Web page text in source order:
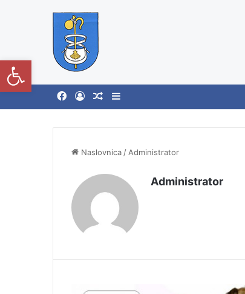
Naslovnica / Administrator
Administrator
Open toolbar